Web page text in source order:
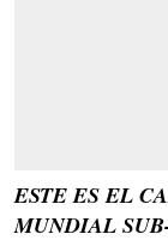
ESTE ES EL
MUNDIAL